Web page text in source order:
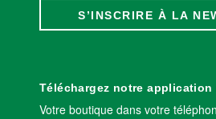
S’INSCRIRE À LA
Téléchargez notre application
Votre boutique dans votre